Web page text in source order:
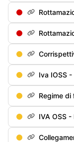
Rottamazione-
Rottamazione-quater
Corrispettivi delle
Iva IOSS -
Regime di
IVA OSS -